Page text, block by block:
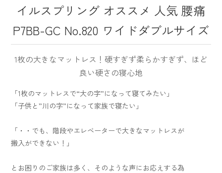
イルスプリング オススメ 人気 腰痛
P7BB-GC No.820 ワイドダブルサイズ
1枚の大きなマットレス！硬すぎず柔らかすぎず、ほど
良い硬さの寝心地
「1枚のマットレスで“大の字”になって寝てみたい」
「子供と”川の字”になって家族で寝たい」
「・・でも、階段やエレベーターで大きなマットレスが
搬入ができない！」
とお困りのご家族は多く、そのような声にお応えする為